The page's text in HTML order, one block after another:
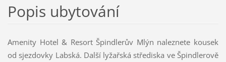
Popis ubytování
Amenity Hotel & Resort Špindlerův Mlýn naleznete kousek
od sjezdovky Labská. Další lyžařská střediska ve Špindlerově